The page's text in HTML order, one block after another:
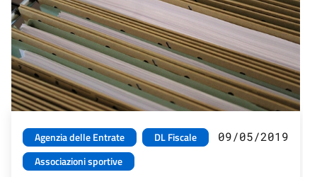
Agenzia delle Entrate
DL Fiscale
Associazioni sportive
09/05/2019